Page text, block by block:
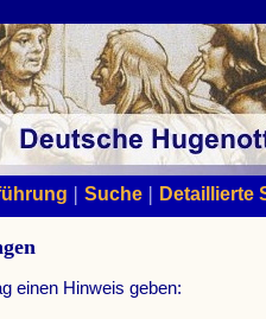
| Suche| Detaillierte
einen Hinweis geben: